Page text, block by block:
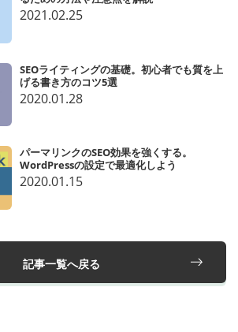
2021.02.25
SEOライティングの基礎。初心者でも質を上
げる書き方のコツ5選
2020.01.28
パーマリンクのSEO効果を強くする。
WordPressの設定で最適化しよう
2020.01.15
記事一覧へ戻る